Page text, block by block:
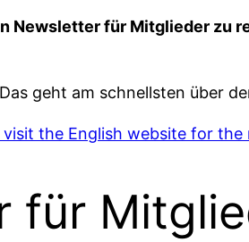
für Mitglieder zu
geht am schnellsten über
the English website for the
für